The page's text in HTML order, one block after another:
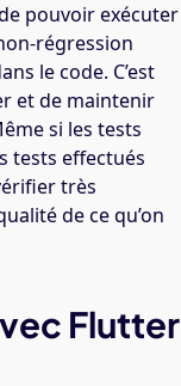
pouvoir exécuter
régression
le code. C’est
et de maintenir
si les tests
tests effectués
très
de ce qu’on
Flutter